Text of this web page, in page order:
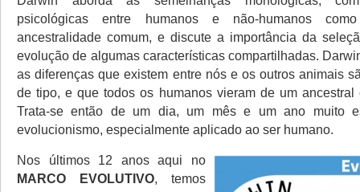
psicológicas entre humanos e não-humanos
ancestralidade comum, e discute a importância da
evolução de algumas características compartilhadas.
as diferenças que existem entre nós e os outros animais
de tipo, e que todos os humanos vieram de um ancestral
Trata-se então de um dia, um mês e um ano muito
evolucionismo, especialmente aplicado ao ser humano.
Nos últimos 12 anos aqui no
MARCO EVOLUTIVO, temos